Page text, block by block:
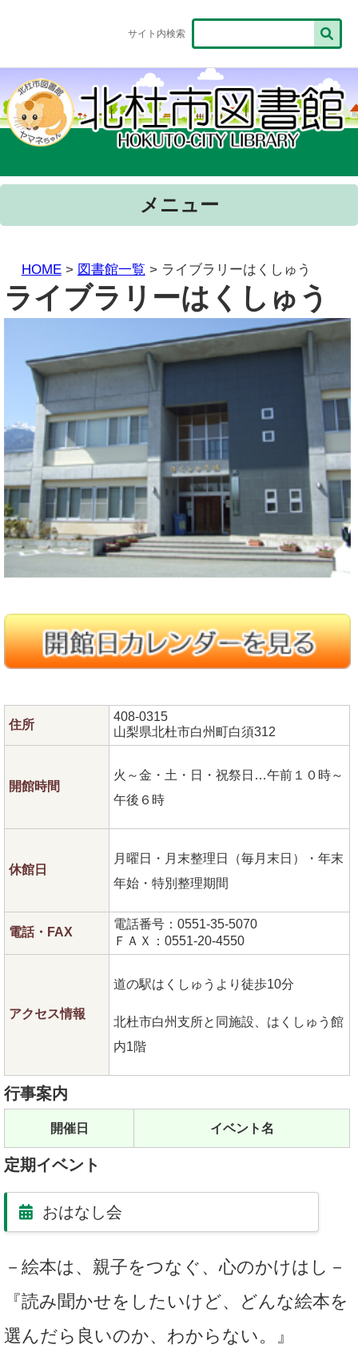
サイト内検索
メニュー
HOME> 図書館一覧 > ライブラリーはくしゅう
ライブラリーはくしゅう
住所
408-0315
山梨県北杜市白州町白須312
開館時間
火～金・土・日・祝祭日…午前１０時～
午後６時
休館日
月曜日・月末整理日（毎月末日）・年末
年始・特別整理期間
電話・FAX
電話番号：0551-35-5070
ＦＡＸ：0551-20-4550
アクセス情報
道の駅はくしゅうより徒歩10分
北杜市白州支所と同施設、はくしゅう館
内1階
行事案内
開催日 イベント名
定期イベント
おはなし会
－絵本は、親子をつなぐ、心のかけはし－
『読み聞かせをしたいけど、どんな絵本を
選んだら良いのか、わからない。』